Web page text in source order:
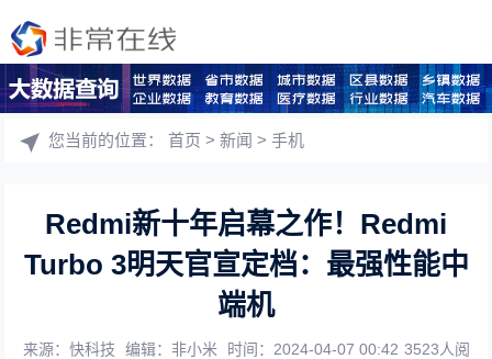
您当前的位置：首页 >新闻 >手机
Redmi新十年启幕之作！Redmi
Turbo 3明天官宣定档：最强性能中
端机
来源：快科技 编辑：非小米 时间：2024-04-07 00:42 3523人阅